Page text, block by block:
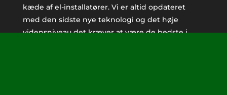
kæde af el-installatører. Vi er altid opdateret
med den sidste nye teknologi og det høje
vidensniveau det kræver at være de bedste i